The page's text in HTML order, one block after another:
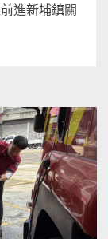
進新埔鎮關